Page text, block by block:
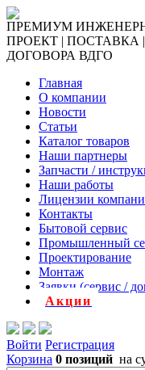
ПРЕМИУМ
ПРОЕКТ | ПОСТАВКА
ДОГОВОРА ВДГО
Главная
О компании
Новости
Статьи
Каталог товаров
Наши партнеры
Запчасти /
Наши работы
Лицензии
Контакты
Бытовой сервис
Промышленный
Проектирование
Монтаж
Заявки (сервис /
Акции
Войти Регистрация
Корзина 0 позиций на